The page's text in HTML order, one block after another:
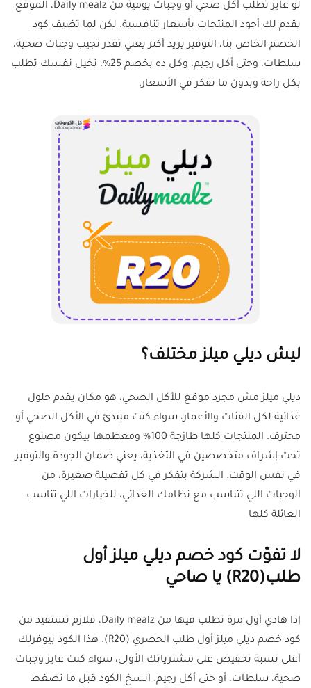
لو عايز تطلب أكل صحي أو وجبات يومية من Daily mealz، الموقع
يقدم لك أجود المنتجات بأسعار تنافسية. لكن لما تضيف كود
الخصم الخاص بنا، التوفير يزيد أكتر يعني تقدر تجيب وجبات صحية،
سلطات، وحتى أكل رجيم، وكل ده بخصم 25%. تخيل نفسك تطلب
بكل راحة وبدون ما تفكر في الأسعار.
ليش ديلي ميلز مختلف؟
ديلي ميلز مش مجرد موقع للأكل الصحي، هو مكان يقدم حلول
غذائية لكل الفئات والأعمار، سواء كنت مبتدئ في الأكل الصحي أو
محترف. المنتجات كلها طازجة 100% ومعظمها بيكون مصنوع
تحت إشراف متخصصين في التغذية، يعني ضمان الجودة والتوفير
في نفس الوقت. الشركة بتفكر في كل تفصيلة صغيرة، من
الوجبات اللي تتناسب مع نظامك الغذائي، للخيارات اللي تناسب
العائلة كلها
لا تفوّت كود خصم ديلي ميلز أول
طلب(R20) يا صاحي
إذا هادي أول مرة تطلب فيها من Daily mealz، فلازم تستفيد من
كود خصم ديلي ميلز أول طلب الحصري (R20). هذا الكود بيوفرلك
أعلى نسبة تخفيض على مشترياتك الأولى، سواء كنت عايز وجبات
صحية، سلطات، أو حتى أكل رجيم. انسخ الكود قبل ما تضغط